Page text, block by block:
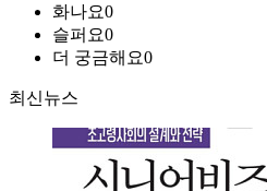
화나요0
슬퍼요0
더 궁금해요0
최신뉴스